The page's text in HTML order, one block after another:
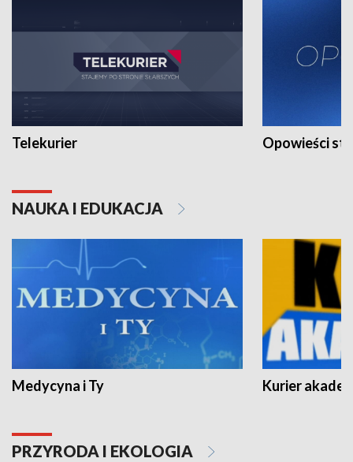
Telekurier Opowieści
NAUKA I EDUKACJA
Medycyna i Ty Kurier
PRZYRODA I EKOLOGIA